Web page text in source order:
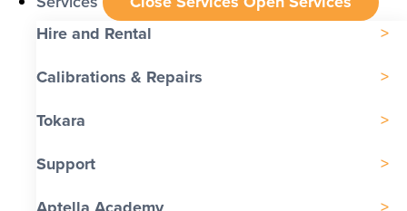
Hire and Rental
Calibrations & Repairs
Tokara
Support